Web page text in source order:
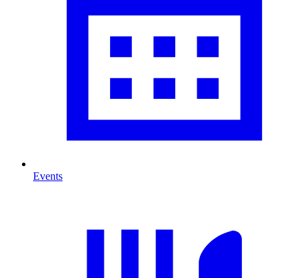
Events